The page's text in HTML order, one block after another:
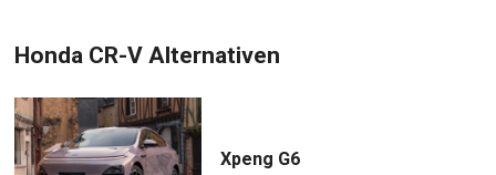
Honda CR-V Alternativen
Xpeng G6